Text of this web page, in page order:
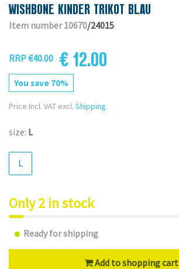
WISHBONE KINDER TRIKOT BLAU
Item number 10670/24015
RRP €40.00 € 12.00
You save 70%
Price Incl. VAT excl. Shipping
size: L
L
Only 2 in stock
Ready for shipping
Add to shopping cart